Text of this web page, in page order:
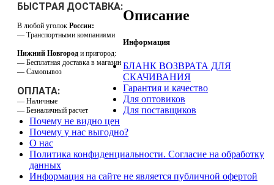
БЫСТРАЯ ДОСТАВКА:
В любой уголок России:
— Транспортными компаниями
Нижний Новгород и пригород:
— Бесплатная доставка в магазин
— Самовывоз
ОПЛАТА:
— Наличные
— Безналичный расчет
Описание
Информация
БЛАНК ВОЗВРАТА ДЛЯ
СКАЧИВАНИЯ
Гарантия и качество
Для оптовиков
Для поставщиков
Почему не видно цен
Почему у нас выгодно?
О нас
Политика конфиденциальности. Согласие на обработку
данных
Информация на сайте не является публичной офертой